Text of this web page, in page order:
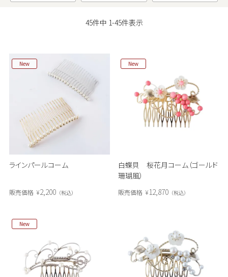
45件中 1-45件表示
ラインパールコーム
New
販売価格 ¥2,200 税込
白蝶貝 桜花月コーム（ゴールド
珊瑚風）
New
販売価格 ¥12,870 税込
New